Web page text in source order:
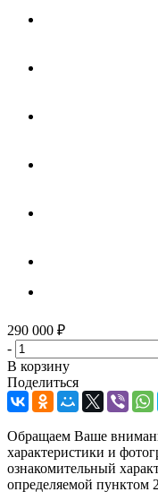
290 000 ₽
-
В корзину
Поделиться
Обращаем Ваше
характеристики и
ознакомительный
определяемой пунктом